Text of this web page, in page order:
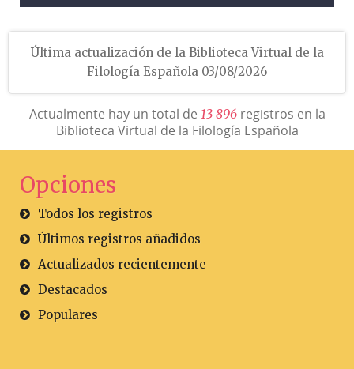
Última actualización de la Biblioteca Virtual de la
Filología Española 03/08/2026
Actualmente hay un total de 13 896registros en la
Biblioteca Virtual de la Filología Española
Opciones
Todos los registros
Últimos registros añadidos
Actualizados recientemente
Destacados
Populares